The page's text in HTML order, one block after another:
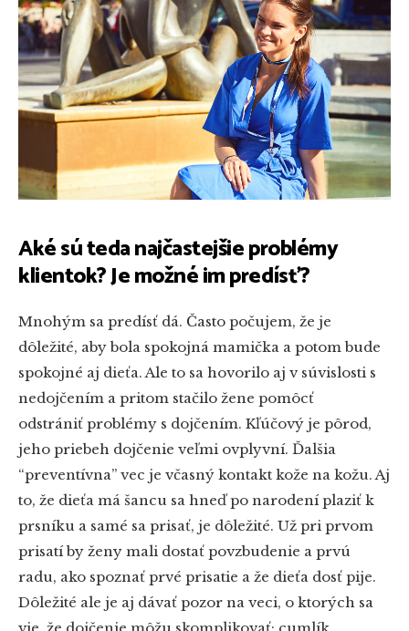
Aké sú teda najčastejšie problémy
klientok? Je možné im predísť?
Mnohým sa predísť dá. Často počujem, že je
dôležité, aby bola spokojná mamička a potom bude
spokojné aj dieťa. Ale to sa hovorilo aj v súvislosti s
nedojčením a pritom stačilo žene pomôcť
odstrániť problémy s dojčením. Kľúčový je pôrod,
jeho priebeh dojčenie veľmi ovplyvní. Ďalšia
“preventívna” vec je včasný kontakt kože na kožu. Aj
to, že dieťa má šancu sa hneď po narodení plaziť k
prsníku a samé sa prisať, je dôležité. Už pri prvom
prisatí by ženy mali dostať povzbudenie a prvú
radu, ako spoznať prvé prisatie a že dieťa dosť pije.
Dôležité ale je aj dávať pozor na veci, o ktorých sa
vie, že dojčenie môžu skomplikovať: cumlík,